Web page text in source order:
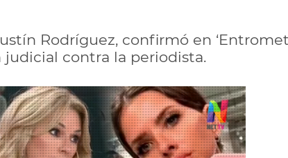
Rodríguez, confirmó en
contra la periodista.